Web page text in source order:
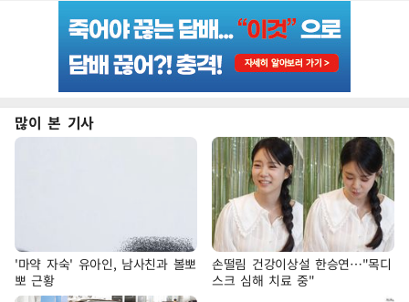
많이 본 기사
'마약 자숙' 유아인, 남사친과 볼뽀
뽀 근황
손떨림 건강이상설 한승연…"목디
스크 심해 치료 중"